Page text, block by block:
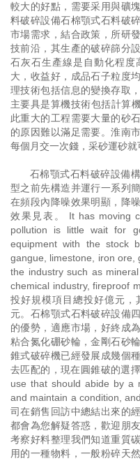
較大的好點，需要采用與礦
料破碎設備石棉顎式石料破
市場需求，結合政策，所研
技前沿，其生產的破碎篩分
石灰石生產線是自動化程度
大，收益好，成品石子粒度
理技術包括信息的變換存取
主要具是算機技術包括計算
此重大的工程需要大量的砂
的原因難以滿足需要。淮南
每個月交一次錢，采砂運砂就
石棉顎式石料破碎設備
型之前先構造并運行一系列
在頻段內降噪效果明顯，降
效果見表。 It has moving
pollution is little wait for
equipment with the stock
gangue, limestone, iron ore,
the industry such as
chemical industry, fireproof
投好規模項目總投好億元，
元。石棉顎式石料破碎設備
的優勢，適應市場，好終成
粘合氮化硼砂輪，金剛石砂
錐式破碎機已經發展成幾個
去匹配的，現在圓錐破的選
use that should abide by a
and maintain a condition,
司在銷售回訪中總結出來的
都會為您解疑答惑，歡迎朋
考察好料整理我們知道重質
用的一種物料，一般粉碎天